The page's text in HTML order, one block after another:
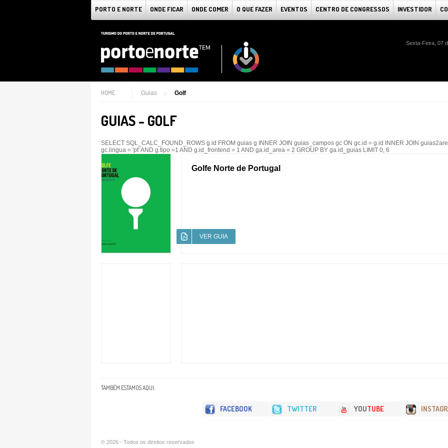
PORTO E NORTE ONDE FICAR ONDE COMER O QUE FAZER EVENTOS CENTRO DE CONGRESSOS INVESTIDOR
Sexta-Feira, 07
HOME Guias Golf
GUIAS - GOLF
SELECT SQL_CALC_FOUND_ROWS g.id FROM guias g INNER JOIN guias_campos gc ON gc.id = g.id INNER JOIN
gc.lingua = 'pt' AND g.tipo =1 AND g.id_frontend = 1 AND ga.id_area = 2 GROUP BY ga.id_guias LIMIT 0, 6
Golfe Norte de Portugal
VER GUIA
TAMBÉM ESTAMOS AQUI:
FACEBOOK TWITTER YOUTUBE
© 2026 - Todos os direitos reservados